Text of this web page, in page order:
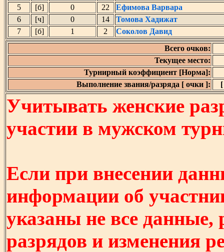
5
[б] 0 22
Ефимова Варвара
6
[ч] 0 14
Томова Хадижат
7
[б] 1 2
Соколов Давид
Всего очков:
Текущее место:
Турнирный коэффициент [Норма]:
Выполнение звания/разряда [ очки ]:
Учитывать женские
участии в мужском
Если при внесении
информации об
указаны не все
разрядов и изменения